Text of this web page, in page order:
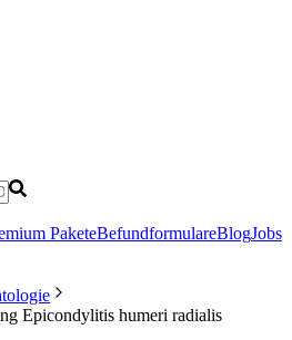
PaketeBefundformulareBlogJobs
Epicondylitis humeri radialis